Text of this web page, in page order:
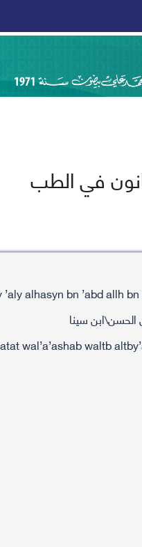
في الطب
الحسن\ابن سينا
wal’a’ashab waltb